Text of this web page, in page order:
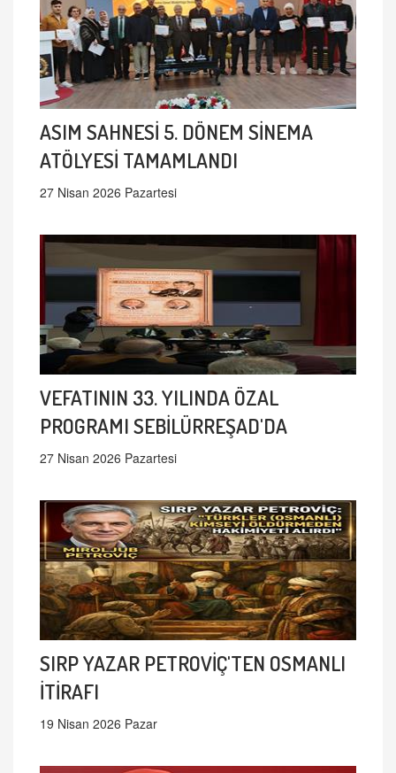
ASIM SAHNESİ 5. DÖNEM SİNEMA
ATÖLYESİ TAMAMLANDI
27 Nisan 2026 Pazartesi
VEFATININ 33. YILINDA ÖZAL
PROGRAMI SEBİLÜRREŞAD'DA
27 Nisan 2026 Pazartesi
SIRP YAZAR PETROVİÇ'TEN OSMANLI
İTİRAFI
19 Nisan 2026 Pazar